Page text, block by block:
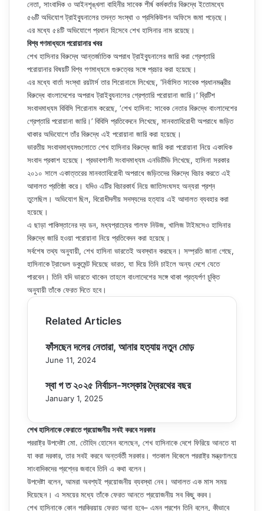
নেতা, সাংবাদিক ও আইনশৃঙ্খলা বাহিনীর সাবেক শীর্ষ কর্মকর্তার বিরুদ্ধে ইতোমধ্যে
৫৬টি অভিযোগ ট্রাইব্যুনালের তদন্ত সংস্থা ও প্রসিকিউশন অফিসে জমা পড়েছে।
এর মধ্যে ৫৪টি অভিযোগে প্রধান হিসেবে শেখ হাসিনার নাম রয়েছে।
বিশ্ব গণমাধ্যমে পরোয়ানার খবর
শেখ হাসিনার বিরুদ্ধে আন্তর্জাতিক অপরাধ ট্রাইব্যুনালের জারি করা গ্রেপ্তারি
পরোয়ানার বিষয়টি বিশ্ব গণমাধ্যমে গুরুত্বের সঙ্গে প্রচার করা হয়েছে।
এর মধ্যে বার্তা সংস্থা রয়টার্স তার শিরোনামে লিখেছে, ‘নির্বাসিত সাবেক প্রধানমন্ত্রীর
বিরুদ্ধে বাংলাদেশের অপরাধ ট্রাইব্যুনালের গ্রেপ্তারি পরোয়ানা জারি।’ ব্রিটিশ
সংবাদমাধ্যম বিবিসি শিরোনাম করেছে, ‘শেখ হাসিনা: সাবেক নেতার বিরুদ্ধে বাংলাদেশের
গ্রেপ্তারি পরোয়ানা জারি।’ বিবিসি প্রতিবেদনে লিখেছে, মানবতাবিরোধী অপরাধে জড়িত
থাকার অভিযোগে তাঁর বিরুদ্ধে এই পরোয়ানা জারি করা হয়েছে।
ভারতীয় সংবাদমাধ্যমগুলোতে শেখ হাসিনার বিরুদ্ধে জারি করা পরোয়ানা নিয়ে একাধিক
সংবাদ প্রকাশ হয়েছে। প্রভাবশালী সংবাদমাধ্যম এনডিটিভি লিখেছে, হাসিনা সরকার
২০১০ সালে একাত্তরের মানবতাবিরোধী অপরাধে জড়িতদের বিরুদ্ধে বিচার করতে এই
আদালত প্রতিষ্ঠা করে। যদিও এটির বিচারকার্য নিয়ে জাতিসংঘসহ অন্যরা প্রশ্ন
তুলেছিল। অভিযোগ ছিল, বিরোধীদলীয় সদস্যদের হত্যায় এই আদালত ব্যবহার করা
হয়েছে।
এ ছাড়া পাকিস্তানের দ্য ডন, মধ্যপ্রাচ্যের গালফ নিউজ, খালিজ টাইমসেও হাসিনার
বিরুদ্ধে জারি হওয়া পরোয়ানা নিয়ে প্রতিবেদন করা হয়েছে।
সর্বশেষ তথ্য অনুযায়ী, শেখ হাসিনা ভারতেই অবস্থান করছেন। সম্প্রতি জানা গেছে,
হাসিনাকে ট্রাভেল ডকুমেন্ট দিয়েছে ভারত, যা দিয়ে তিনি চাইলে অন্য দেশে যেতে
পারবেন। তিনি যদি ভারতে থাকেন তাহলে বাংলাদেশের সঙ্গে থাকা প্রত্যর্পণ চুক্তি
অনুযায়ী তাঁকে ফেরত দিতে হবে।
Related Articles
ফাঁসছেন দলের নেতারা, আনার হত্যায় নতুন মোড়
June 11, 2024
স্বা গ ত ২০২৫ নির্বাচন-সংস্কার দ্বৈরথের বছর
January 1, 2025
শেখ হাসিনাকে ফেরাতে প্রয়োজনীয় সবই করবে সরকার
পররাষ্ট্র উপদেষ্টা মো. তৌহিদ হোসেন বলেছেন, শেখ হাসিনাকে দেশে ফিরিয়ে আনতে যা
যা করা দরকার, তার সবই করবে অন্তর্বর্তী সরকার। গতকাল বিকেলে পররাষ্ট্র মন্ত্রণালয়ে
সাংবাদিকদের প্রশ্নের জবাবে তিনি এ কথা বলেন।
উপদেষ্টা বলেন, আমরা অবশ্যই প্রয়োজনীয় ব্যবস্থা নেব। আদালত এক মাস সময়
দিয়েছেন। এ সময়ের মধ্যে তাঁকে ফেরত আনতে প্রয়োজনীয় সব কিছু করব।
শেখ হাসিনাকে কোন প্রক্রিয়ায় ফেরত আনা হবে– এমন প্রশ্নে তিনি বলেন, কীভাবে